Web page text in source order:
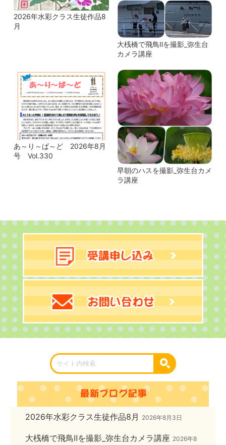
2026年水彩クラス生徒作品8
月
大桟橋で飛鳥Ⅱを撮影_弥生台
カメラ講座
あ～り～ば～ど 2026年8月
号 Vol.330
早朝のハスを撮影_弥生台カメ
ラ講座
2026年水彩クラス生徒作品8月 2026年8月3日
大桟橋で飛鳥Ⅱを撮影_弥生台カメラ講座 2026年8